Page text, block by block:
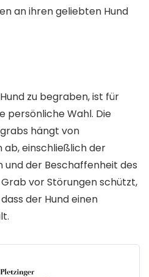
an ihren geliebten Hund
zu begraben, ist für
persönliche Wahl. Die
hängt von
einschließlich der
der Beschaffenheit des
vor Störungen schützt,
der Hund einen